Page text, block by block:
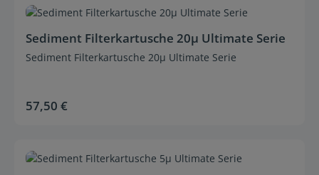
Durchschnittliche Bewertung von 0 von 5 Sternen
Sediment Filterkartusche 20µ Ultimate Serie
Sediment Filterkartusche 20µ Ultimate Serie
Regulärer Preis:
57,50 €
Durchschnittliche Bewertung von 0 von 5 Sternen